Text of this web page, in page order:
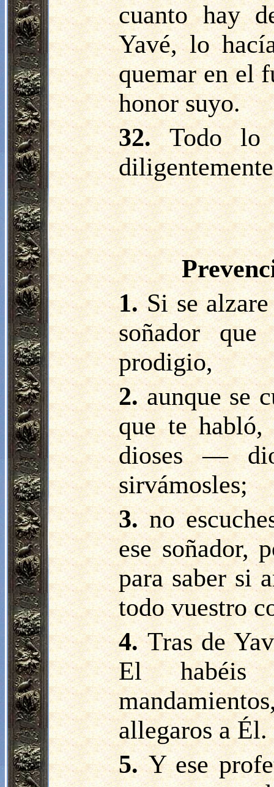
cuanto hay
Yavé, lo
quemar en el
honor suyo.
32.Todo lo
1.Si se
soñador
prodigio,
2.aunque se
que te habló,
dioses —
sirvámosles;
3.no
ese soñador,
para saber si
todo vuestro
4.Tras de
El habéis
allegaros a Él.
5.Y ese